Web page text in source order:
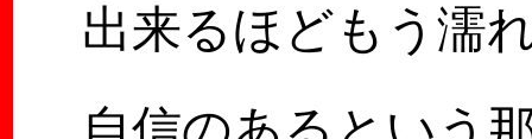
出来るほどもう濡